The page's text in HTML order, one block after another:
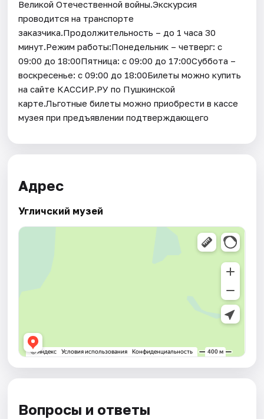
Великой Отечественной войны.Экскурсия
проводится на транспорте
заказчика.Продолжительность – до 1 часа 30
минут.Режим работы:Понедельник – четверг: с
09:00 до 18:00Пятница: с 09:00 до 17:00Суббота –
воскресенье: с 09:00 до 18:00Билеты можно купить
на сайте КАССИР.РУ по Пушкинской
карте.Льготные билеты можно приобрести в кассе
музея при предъявлении подтверждающего
Адрес
Угличский музей
Вопросы и ответы